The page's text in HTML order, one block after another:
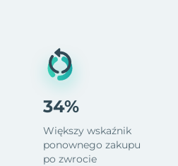
34%
Większy wskaźnik
ponownego zakupu
po zwrocie